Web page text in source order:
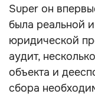
Super он
была реальной
юридической
аудит,
объекта и
сбора